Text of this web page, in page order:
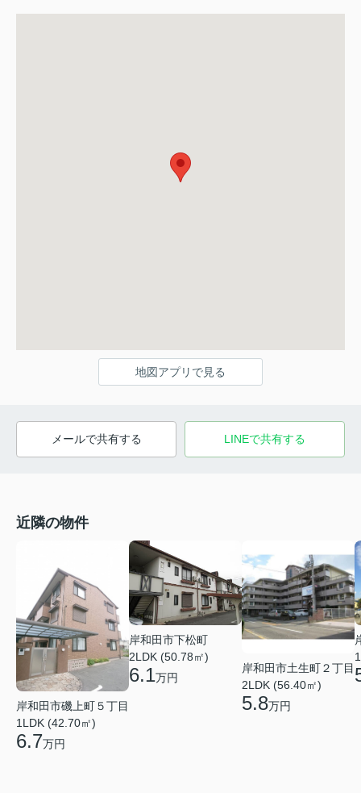
地図アプリで見る
メールで共有する LINEで共有する
近隣の物件
岸和田市磯上町５丁目
1LDK (42.70㎡)
6.7万円
岸和田市下松町
2LDK (50.78㎡)
6.1万円
岸和田市土生町２丁目
2LDK (56.40㎡)
5.8万円